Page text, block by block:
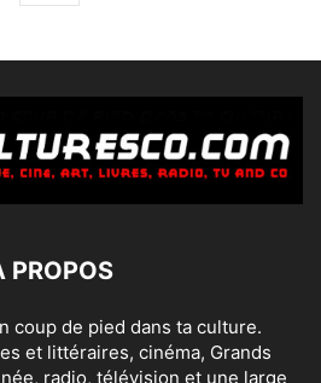
PROPOS
coup de pied dans ta culture.
et littéraires, cinéma, Grands
radio, télévision et une large